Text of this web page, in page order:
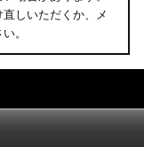
しいただくか、メ
。